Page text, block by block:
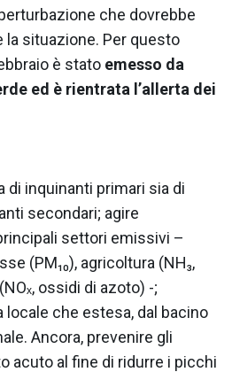
che dovrebbe
la situazione. Per questo
è stato emesso da
ed è rientrata l’allerta dei
di inquinanti primari sia di
secondari; agire
settori emissivi –
(PM₁₀), agricoltura (NH₃,
ossidi di azoto) -;
locale che estesa, dal bacino
Ancora, prevenire gli
acuto al fine di ridurre i picchi